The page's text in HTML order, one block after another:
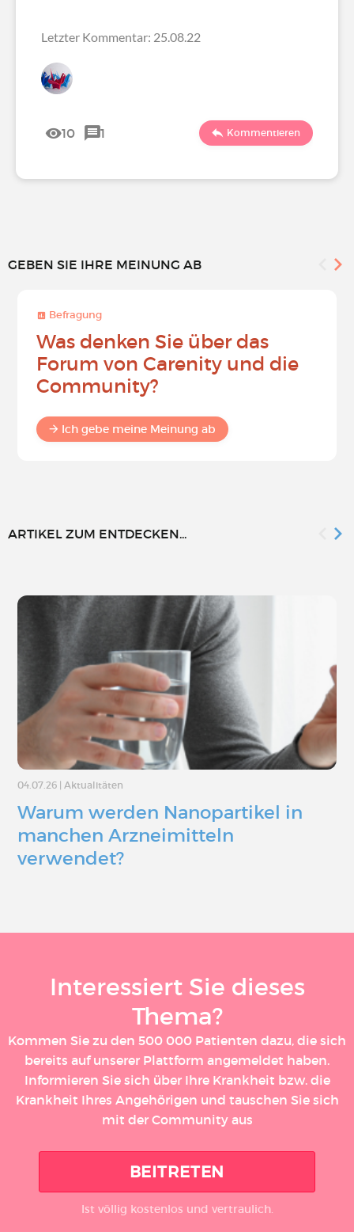
Letzter Kommentar: 25.08.22
10 1 Kommentieren
GEBEN SIE IHRE MEINUNG AB
Befragung
Was denken Sie über das
Forum von Carenity und die
Community?
Ich gebe meine Meinung ab
ARTIKEL ZUM ENTDECKEN...
04.07.26 Aktualitäten
Warum werden Nanopartikel in
manchen Arzneimitteln
verwendet?
Interessiert Sie dieses
Thema?
Kommen Sie zu den 500 000 Patienten dazu, die sich
bereits auf unserer Plattform angemeldet haben.
Informieren Sie sich über Ihre Krankheit bzw. die
Krankheit Ihres Angehörigen und tauschen Sie sich
mit der Community aus
BEITRETEN
Ist völlig kostenlos und vertraulich.